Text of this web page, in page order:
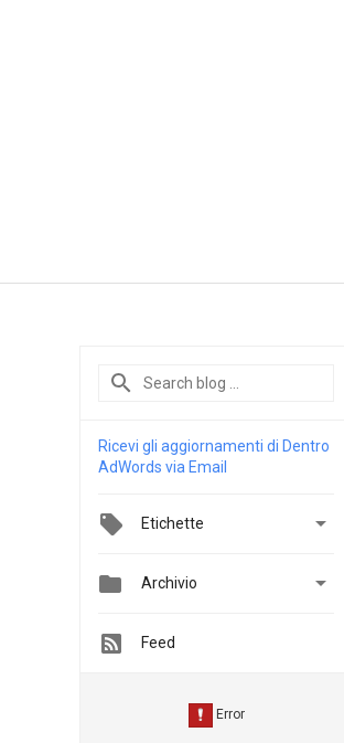
Ricevi gli aggiornamenti di Dentro
AdWords via Email
Etichette 
 Archivio 
Feed